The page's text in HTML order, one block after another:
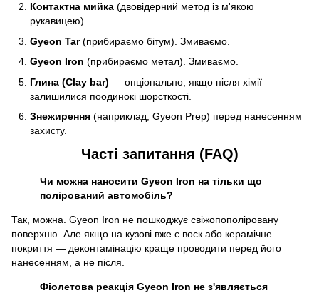
Контактна мийка (двовідерний метод із м'якою
рукавицею).
Gyeon Tar(прибираємо бітум). Змиваємо.
Gyeon Iron (прибираємо метал). Змиваємо.
Глина (Clay bar) — опціонально, якщо після хімії
залишилися поодинокі шорсткості.
Знежирення (наприклад, Gyeon Prep) перед нанесенням
захисту.
Часті запитання (FAQ)
Чи можна наносити Gyeon Iron на тільки що
полірований автомобіль?
Так, можна. Gyeon Iron не пошкоджує свіжопополіровану
поверхню. Але якщо на кузові вже є воск або керамічне
покриття — деконтамінацію краще проводити перед його
нанесенням, а не після.
Фіолетова реакція Gyeon Iron не з'являється